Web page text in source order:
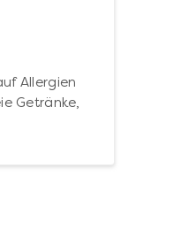
Allergien
Getränke,